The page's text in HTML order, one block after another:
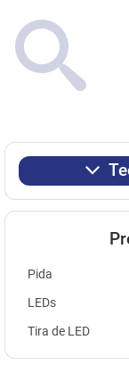
Pida
LEDs
Tira de LED